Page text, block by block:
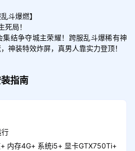
斗爆燃】
局！
结争夺城主荣耀！跨服乱斗爆稀有神
神装特效炸屏，真男人靠实力登顶！
指南
行
内存4G+ 系统i5+ 显卡GTX750Ti+